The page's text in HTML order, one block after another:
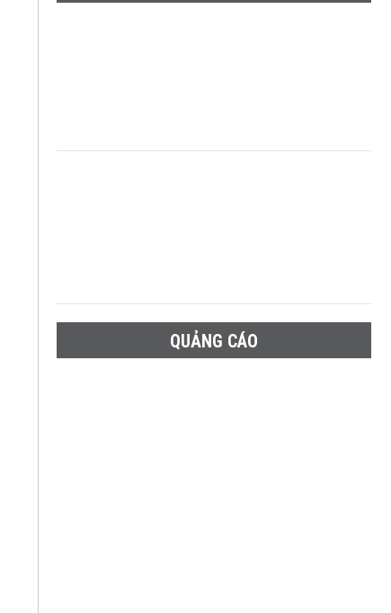
QUẢNG CÁO